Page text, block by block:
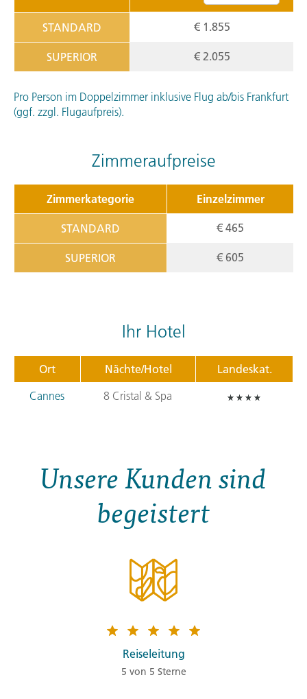
STANDARD € 1.855
SUPERIOR € 2.055
Pro Person im Doppelzimmer inklusive Flug ab/bis Frankfurt
(ggf. zzgl. Flugaufpreis).
Zimmeraufpreise
Zimmerkategorie Einzelzimmer
STANDARD € 465
SUPERIOR € 605
Ihr Hotel
Ort Nächte/Hotel
Landeskat.
Cannes
8 Cristal & Spa
Unsere Kunden sind
begeistert
Reiseleitung
5 von 5 Sterne